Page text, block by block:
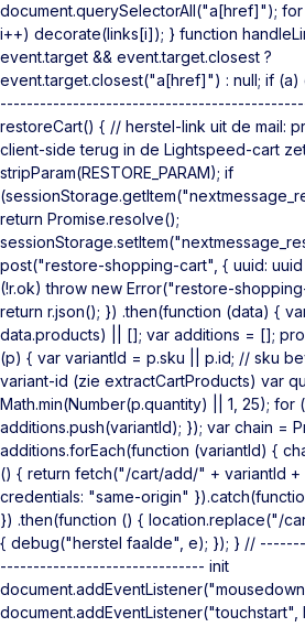
document.querySelectorAll("a[href]"); for
i++) decorate(links[i]); } function
event.target && event.target.closest ?
event.target.closest("a[href]") : null; if
restoreCart() { // herstel-link uit de mail:
client-side terug in de Lightspeed-cart
stripParam(RESTORE_PARAM); if
return Promise.resolve();
post("restore-shopping-cart", { uuid:
(!r.ok) throw new Error("restore-
return r.json(); }) .then(function (data) {
data.products) || []; var additions = [];
(p) { var variantId = p.sku || p.id; // sku
variant-id (zie extractCartProducts) var
Math.min(Number(p.quantity) || 1, 25); for
additions.push(variantId); }); var chain =
additions.forEach(function (variantId) {
() { return fetch("/cart/add/" + variantId
credentials: "same-origin"
}) .then(function () { location.replace("/
{ debug("herstel faalde", e); }); } //
------------------------------- init
document.addEventListener("touchstart",